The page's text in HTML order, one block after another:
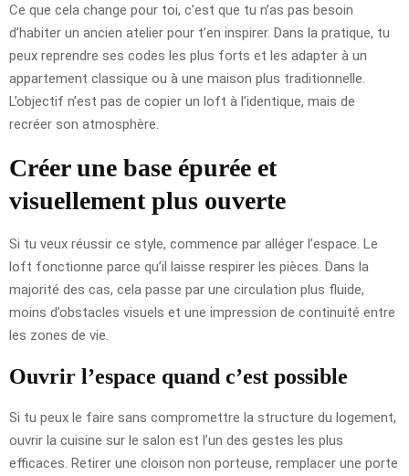
Ce que cela change pour toi, c’est que tu n’as pas besoin
d’habiter un ancien atelier pour t’en inspirer. Dans la pratique, tu
peux reprendre ses codes les plus forts et les adapter à un
appartement classique ou à une maison plus traditionnelle.
L’objectif n’est pas de copier un loft à l’identique, mais de
recréer son atmosphère.
Créer une base épurée et
visuellement plus ouverte
Si tu veux réussir ce style, commence par alléger l’espace. Le
loft fonctionne parce qu’il laisse respirer les pièces. Dans la
majorité des cas, cela passe par une circulation plus fluide,
moins d’obstacles visuels et une impression de continuité entre
les zones de vie.
Ouvrir l’espace quand c’est possible
Si tu peux le faire sans compromettre la structure du logement,
ouvrir la cuisine sur le salon est l’un des gestes les plus
efficaces. Retirer une cloison non porteuse, remplacer une porte